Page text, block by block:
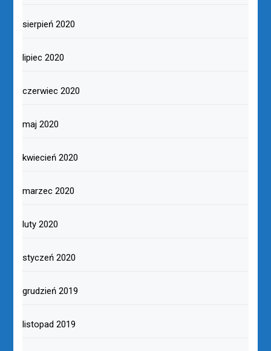
sierpień 2020
lipiec 2020
czerwiec 2020
maj 2020
kwiecień 2020
marzec 2020
luty 2020
styczeń 2020
grudzień 2019
listopad 2019